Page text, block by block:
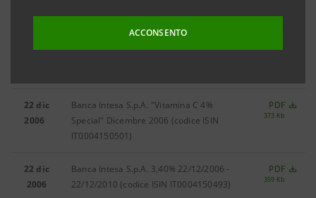
ACCONSENTO
22 dic
2006
Banca Intesa S.p.A. "Vitamina C 4%
Special" Dicembre 2006 (codice ISIN
IT0004150501)
PDF
373 Kb
22 dic
2006
Banca Intesa S.p.A. 3,40% 22/12/2006 -
22/12/2010 (codice ISIN IT0004150493)
PDF
359 Kb